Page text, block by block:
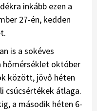
inkább ezen a
27-én, kedden
is a sokéves
hőmérséklet október
között, jövő héten
csúcsértékek átlaga.
a második héten 6-